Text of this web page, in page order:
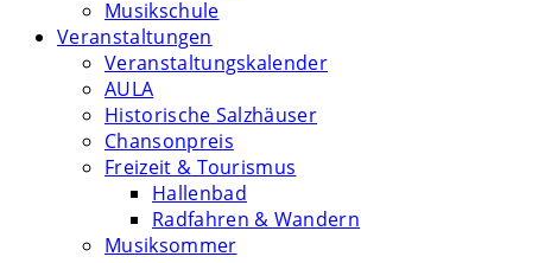
Musikschule
Veranstaltungen
Veranstaltungskalender
AULA
Historische Salzhäuser
Chansonpreis
Freizeit & Tourismus
Hallenbad
Radfahren & Wandern
Musiksommer